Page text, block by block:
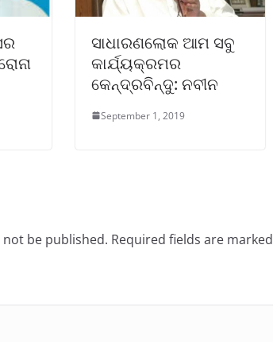
ସାଧାରଣଲୋକ ଆମ ସବୁ
କାର୍ଯ୍ୟକ୍ରମର
କେନ୍ଦ୍ରବିନ୍ଦୁ: ନବୀନ
September 1, 2019
be published. Required fields are marked